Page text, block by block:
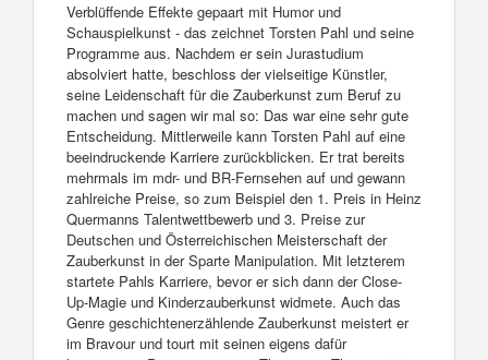
Verblüffende Effekte gepaart mit Humor und
Schauspielkunst - das zeichnet Torsten Pahl und seine
Programme aus. Nachdem er sein Jurastudium
absolviert hatte, beschloss der vielseitige Künstler,
seine Leidenschaft für die Zauberkunst zum Beruf zu
machen und sagen wir mal so: Das war eine sehr gute
Entscheidung. Mittlerweile kann Torsten Pahl auf eine
beeindruckende Karriere zurückblicken. Er trat bereits
mehrmals im mdr- und BR-Fernsehen auf und gewann
zahlreiche Preise, so zum Beispiel den 1. Preis in Heinz
Quermanns Talentwettbewerb und 3. Preise zur
Deutschen und Österreichischen Meisterschaft der
Zauberkunst in der Sparte Manipulation. Mit letzterem
startete Pahls Karriere, bevor er sich dann der Close-
Up-Magie und Kinderzauberkunst widmete. Auch das
Genre geschichtenerzählende Zauberkunst meistert er
im Bravour und tourt mit seinen eigens dafür